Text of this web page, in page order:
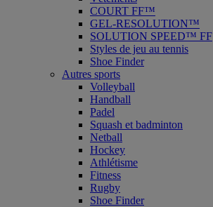
COURT FF™
GEL-RESOLUTION™
SOLUTION SPEED™ FF
Styles de jeu au tennis
Shoe Finder
Autres sports
Volleyball
Handball
Padel
Squash et badminton
Netball
Hockey
Athlétisme
Fitness
Rugby
Shoe Finder